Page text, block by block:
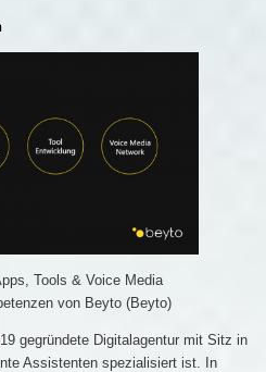
Tools & Voice Media
von Beyto (Beyto)
gegründete Digitalagentur mit Sitz in
Assistenten spezialisiert ist. In